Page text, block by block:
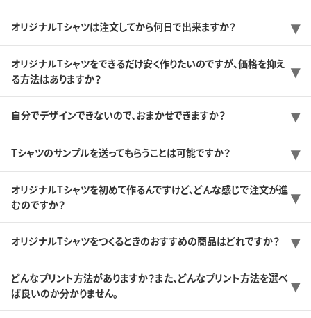
オリジナルTシャツは注文してから何日で出来ますか？
オリジナルTシャツをできるだけ安く作りたいのですが、価格を抑え
る方法はありますか？
自分でデザインできないので、おまかせできますか？
Tシャツのサンプルを送ってもらうことは可能ですか？
オリジナルTシャツを初めて作るんですけど、どんな感じで注文が進
むのですか？
オリジナルTシャツをつくるときのおすすめの商品はどれですか？
どんなプリント方法がありますか？また、どんなプリント方法を選べ
ば良いのか分かりません。